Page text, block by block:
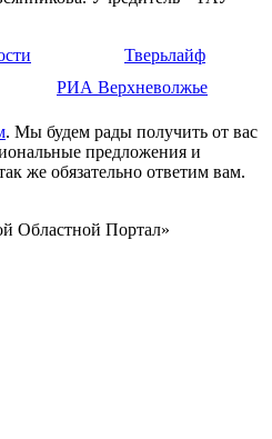
Тверьлайф
РИА Верхневолжье
. Мы будем рады получить от вас
предложения и
же обязательно ответим вам.
Областной Портал»